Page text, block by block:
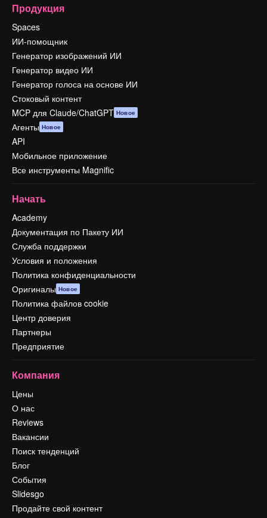
Продукция
Spaces
ИИ-помощник
Генератор изображений ИИ
Генератор видео ИИ
Генератор голоса на основе ИИ
Стоковый контент
MCP для Claude/ChatGPT Новое
Агенты Новое
API
Мобильное приложение
Все инструменты Magnific
Начать
Academy
Документация по Пакету ИИ
Служба поддержки
Условия и положения
Политика конфиденциальности
Оригиналы Новое
Политика файлов cookie
Центр доверия
Партнеры
Предприятие
Компания
Цены
О нас
Reviews
Вакансии
Поиск тенденций
Блог
События
Slidesgo
Продайте свой контент